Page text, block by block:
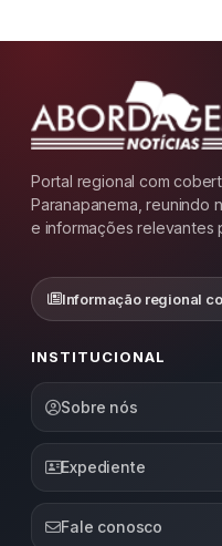
Portal regional com
Paranapanema, reunindo
e informações relevantes
Informação regional
INSTITUCIONAL
Sobre nós
Expediente
Fale conosco